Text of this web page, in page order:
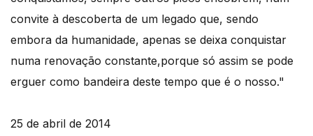
convite à descoberta de um legado que, sendo
embora da humanidade, apenas se deixa conquistar
numa renovação constante,porque só assim se pode
erguer como bandeira deste tempo que é o nosso."
25 de abril de 2014